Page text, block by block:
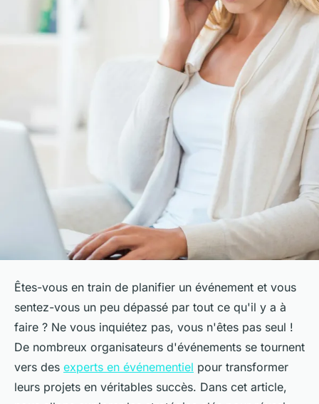
Êtes-vous en train de planifier un événement et vous
sentez-vous un peu dépassé par tout ce qu'il y a à
faire ? Ne vous inquiétez pas, vous n'êtes pas seul !
De nombreux organisateurs d'événements se tournent
vers des experts en événementiel pour transformer
leurs projets en véritables succès. Dans cet article,